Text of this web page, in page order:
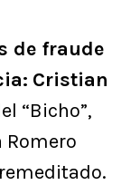
de fraude
Cristian
“Bicho”,